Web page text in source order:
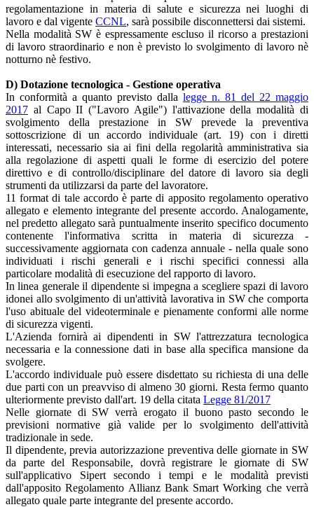
regolamentazione in materia di salute e sicurezza nei luoghi di
lavoro e dal vigente CCNL, sarà possibile disconnettersi dai sistemi.
Nella modalità SW è espressamente escluso il ricorso a prestazioni
di lavoro straordinario e non è previsto lo svolgimento di lavoro nè
notturno nè festivo.
D) Dotazione tecnologica - Gestione operativa
In conformità a quanto previsto dalla legge n. 81 del 22 maggio
2017 al Capo II ("Lavoro Agile") l'attivazione della modalità di
svolgimento della prestazione in SW prevede la preventiva
sottoscrizione di un accordo individuale (art. 19) con i diretti
interessati, necessario sia ai fini della regolarità amministrativa sia
alla regolazione di aspetti quali le forme di esercizio del potere
direttivo e di controllo/disciplinare del datore di lavoro sia degli
strumenti da utilizzarsi da parte del lavoratore.
11 format di tale accordo è parte di apposito regolamento operativo
allegato e elemento integrante del presente accordo. Analogamente,
nel predetto allegato sarà puntualmente inserito specifico documento
contenente l'informativa scritta in materia di sicurezza -
successivamente aggiornata con cadenza annuale - nella quale sono
individuati i rischi generali e i rischi specifici connessi alla
particolare modalità di esecuzione del rapporto di lavoro.
In linea generale il dipendente si impegna a scegliere spazi di lavoro
idonei allo svolgimento di un'attività lavorativa in SW che comporta
l'uso abituale del videoterminale e pienamente conformi alle norme
di sicurezza vigenti.
L'Azienda fornirà ai dipendenti in SW l'attrezzatura tecnologica
necessaria e la connessione dati in base alla specifica mansione da
svolgere.
L'accordo individuale può essere disdettato su richiesta di una delle
due parti con un preavviso di almeno 30 giorni. Resta fermo quanto
ulteriormente previsto dall'art. 19 della citata Legge 81/2017
Nelle giornate di SW verrà erogato il buono pasto secondo le
previsioni normative già valide per lo svolgimento dell'attività
tradizionale in sede.
Il dipendente, previa autorizzazione preventiva delle giornate in SW
da parte del Responsabile, dovrà registrare le giornate di SW
sull'applicativo Sipert secondo i tempi e le modalità previsti
dall'apposito Regolamento Allianz Bank Smart Working che verrà
allegato quale parte integrante del presente accordo.